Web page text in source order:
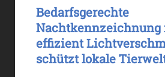
Bedarfsgerechte
effizient
schützt lokale